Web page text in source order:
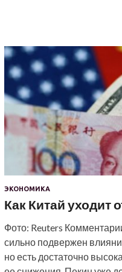
ЭКОНОМИКА
Как Китай уходит
Фото: Reuters
сильно подвержен
но есть достаточно